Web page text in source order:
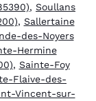
, Soullans
, Sallertaine
des-Noyers
Hermine
, Sainte-Foy
Flaive-des-
Vincent-sur-